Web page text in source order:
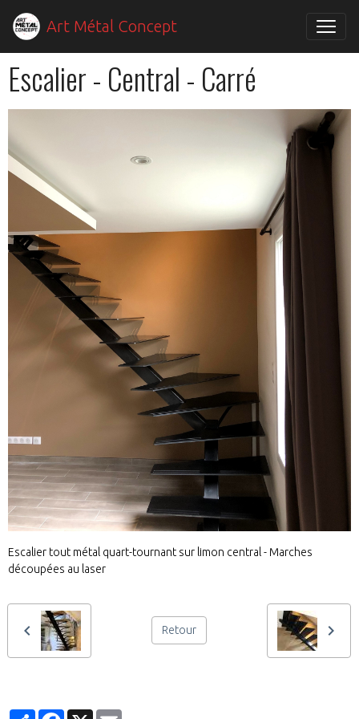
Art Métal Concept
Escalier - Central - Carré
Escalier tout métal quart-tournant sur limon central - Marches
découpées au laser
Retour
PartagerFacebook
X